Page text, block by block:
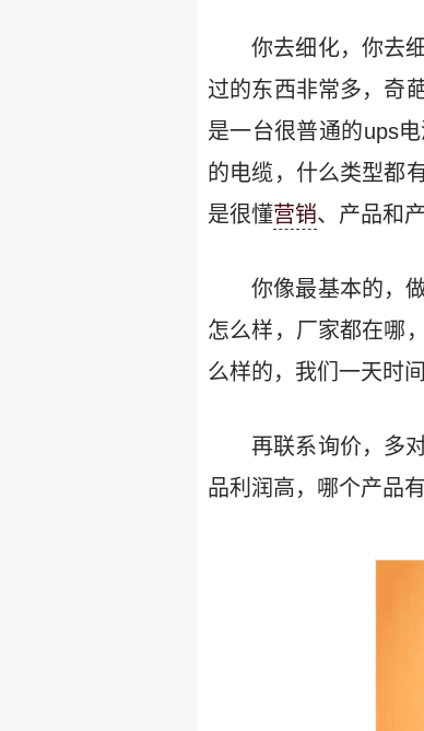
你去细化，你去
过的东西非常多，奇
是一台很普通的ups
的电缆，什么类型都
是很懂营销、产品和
你像最基本的，
怎么样，厂家都在哪
么样的，我们一天时
再联系询价，多
品利润高，哪个产品